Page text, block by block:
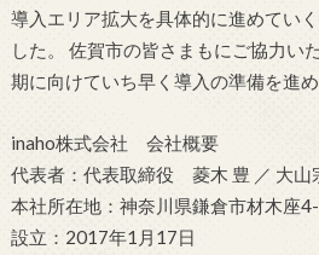
導入エリア拡大を具体的に進めてい
した。 佐賀市の皆さまもにご協力い
期に向けていち早く導入の準備を進め
inaho株式会社 会社概要
代表者：代表取締役 菱木 豊 ／ 大山
本社所在地：神奈川県鎌倉市材木座
設立：2017年1月17日